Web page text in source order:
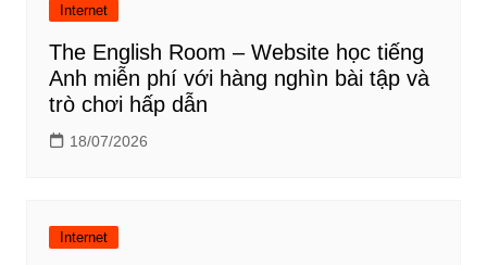
Internet
The English Room – Website học tiếng
Anh miễn phí với hàng nghìn bài tập và
trò chơi hấp dẫn
18/07/2026
Internet